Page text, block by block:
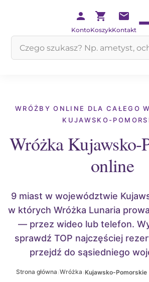
KontoKoszykKontakt
WRÓŻBY ONLINE DLA CAŁEGO
KUJAWSKO-
Wróżka Kujawsko-
online
9 miast w województwie
w których Wróżka Lunaria
— przez wideo lub telefon.
sprawdź TOP najczęściej
przejdź do sąsiedniego
Strona główna ›Wróżka ›Kujawsko-Pomorskie